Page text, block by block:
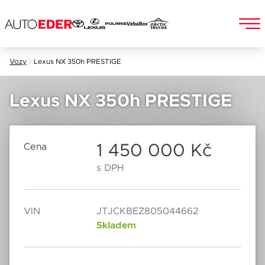
Vozy Lexus NX 350h PRESTIGE
Lexus NX 350h PRESTIGE
Cena 1 450 000 Kč
s DPH
VIN JTJCKBEZ805044662
Skladem
Chebská 392/116B
360 01 Karlovy Vary
Po–Pá: 8:00–18:00
Jméno a příjmení